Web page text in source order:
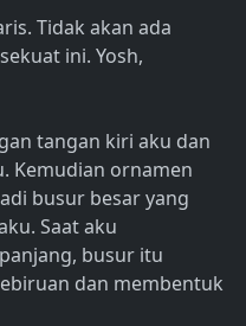
Tidak akan ada
ini. Yosh,
tangan kiri aku dan
Kemudian ornamen
busur besar yang
Saat aku
busur itu
dan membentuk